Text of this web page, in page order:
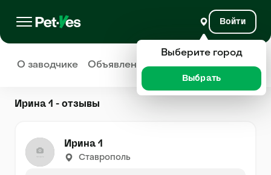
Войти
О заводчике Объявления Отзывы
Ирина 1 - отзывы
Ирина 1
Ставрополь
Выберите город
Выбрать